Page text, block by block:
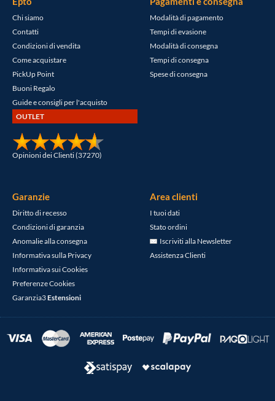
Chi siamo
Contatti
Condizioni di vendita
Come acquistare
PickUp Point
Buoni Regalo
Guide e consigli per l'acquisto
OUTLET
Opinioni dei Clienti (37270)
Modalità di pagamento
Tempi di evasione
Modalità di consegna
Tempi di consegna
Spese di consegna
Garanzie
Diritto di recesso
Condizioni di garanzia
Anomalie alla consegna
Informativa sulla Privacy
Informativa sui Cookies
Preferenze Cookies
Garanzia3Estensioni
Area clienti
I tuoi dati
Stato ordini
Iscriviti alla Newsletter
Assistenza Clienti